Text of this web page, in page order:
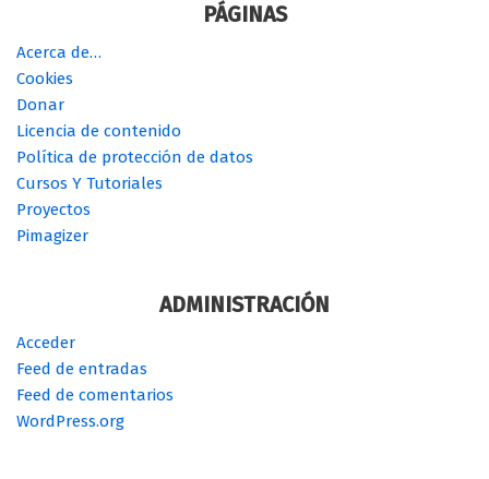
PÁGINAS
Acerca de…
Cookies
Donar
Licencia de contenido
Política de protección de datos
Cursos Y Tutoriales
Proyectos
Pimagizer
ADMINISTRACIÓN
Acceder
Feed de entradas
Feed de comentarios
WordPress.org